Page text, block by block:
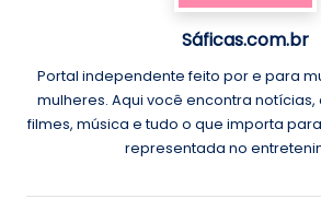
Sáficas.com.br
Portal independente feito por e para
mulheres. Aqui você encontra notícias,
filmes, música e tudo o que importa
representada no